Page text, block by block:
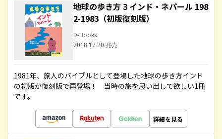
地球の歩き方 3 インド・ネパール 198
2-1983（初版復刻版）
D-Books
2018.12.20 発売
1981年、旅人のバイブルとして登場した地球の歩き方インド
の初版が復刻版で再登場！ 当時の旅を思い出して欲しい1冊
です。
詳細を見る